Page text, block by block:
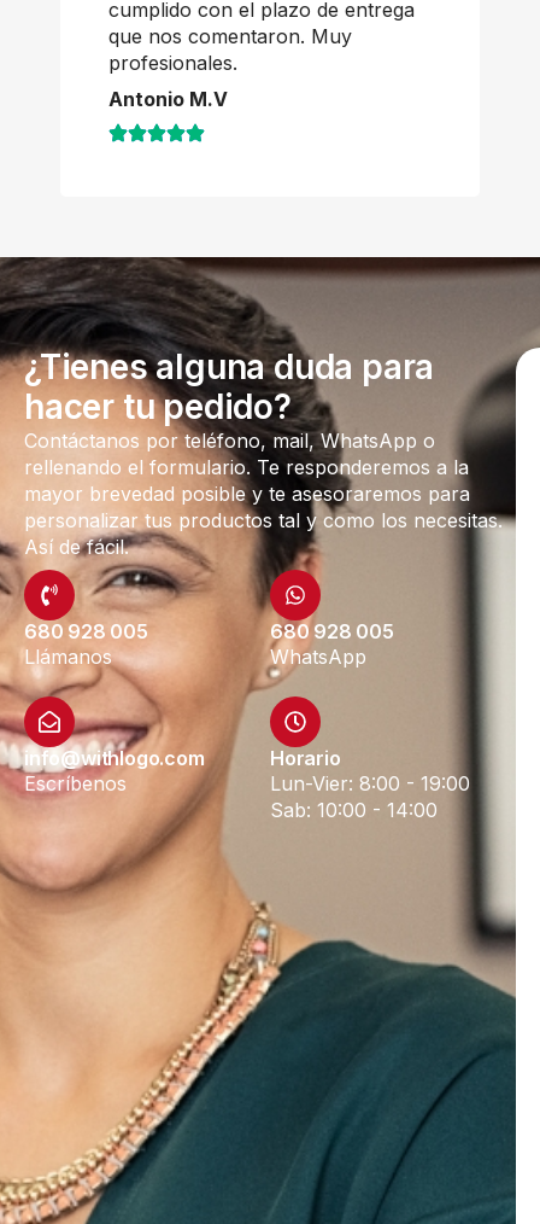
¿Tienes alguna duda para
hacer tu pedido?
Contáctanos por teléfono, mail, WhatsApp o
rellenando el formulario. Te responderemos a la
mayor brevedad posible y te asesoraremos para
personalizar tus productos tal y como los necesitas.
Así de fácil.
680 928 005
Llámanos
680 928 005
WhatsApp
info@withlogo.com
Escríbenos
Horario
Lun-Vier: 8:00 - 19:00
Sab: 10:00 - 14:00